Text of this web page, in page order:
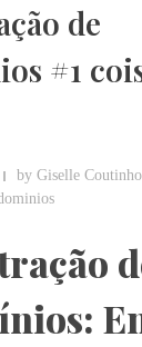
de
#1
by Giselle